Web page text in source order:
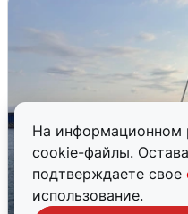
На информационном
cookie-файлы.
подтверждаете свое
использование.